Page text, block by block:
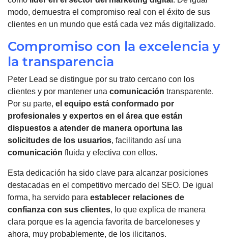
modo, demuestra el compromiso real con el éxito de sus
clientes en un mundo que está cada vez más digitalizado.
Compromiso con la excelencia y
la transparencia
Peter Lead se distingue por su trato cercano con los
clientes y por mantener una comunicación transparente.
Por su parte, el equipo está conformado por
profesionales y expertos en el área que están
dispuestos a atender de manera oportuna las
solicitudes de los usuarios, facilitando así una
comunicación fluida y efectiva con ellos.
Esta dedicación ha sido clave para alcanzar posiciones
destacadas en el competitivo mercado del SEO. De igual
forma, ha servido para establecer relaciones de
confianza con sus clientes, lo que explica de manera
clara porque es la agencia favorita de barceloneses y
ahora, muy probablemente, de los ilicitanos.